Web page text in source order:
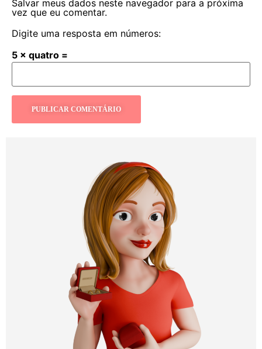
Salvar meus dados neste navegador para a próxima
vez que eu comentar.
Digite uma resposta em números:
5 × quatro =